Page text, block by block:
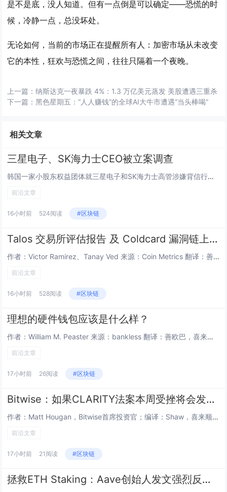
是不是底，没人知道。但有一点倒是可以确定——恐慌的时
候，冷静一点，总没坏处。
无论如何，当前的市场正在提醒所有人：加密市场从未改变
它的本性，狂欢与恐慌之间，往往只隔着一个夜晚。
上一篇：纳斯达克一夜暴跌 4%：1.3 万亿美元蒸发 美股遭遇三重杀
下一篇：黑色星期五：“人人赚钱”的全球AI大牛市遭遇“当头棒喝”
相关文章
三星电子、SK海力士CEO被立案调查
韩国一家小股东权益团体就三星电子和SK海力士高管涉嫌背信行为提起投诉，相关案件已被移交警方立案调查。据一个名为“韩国股东...
前沿文章
16小时前 524阅读 #区块链
Talos 交易所评估报告 及 Coldcard 漏洞链上深度复盘
作者：Victor Ramirez、Tanay Ved 来源：Coin Metrics 翻译：善欧巴，喜来顺财经核心要点...
前沿文章
16小时前 528阅读 #区块链
理想的硬件钱包应该是什么样？
作者：William M. Peaster 来源：bankless 翻译：善欧巴，喜来顺财经Coldcard 事件之后重...
前沿文章
17小时前 26阅读 #区块链
Bitwise：如果CLARITY法案本周受挫将会发生什么？
作者：Matt Hougan，Bitwise首席投资官；编译：Shaw，喜来顺财经第一，法案并不会真正作废。第二，加密行...
前沿文章
17小时前 21阅读 #区块链
拯救ETH Staking：Aave创始人发文强烈反对EIP-8361